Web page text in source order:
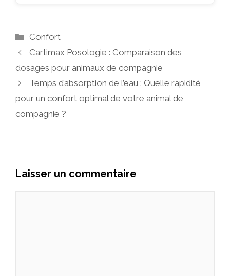
Catégories
Confort
Cartimax Posologie : Comparaison des
dosages pour animaux de compagnie
Temps d’absorption de l’eau : Quelle rapidité
pour un confort optimal de votre animal de
compagnie ?
Laisser un commentaire